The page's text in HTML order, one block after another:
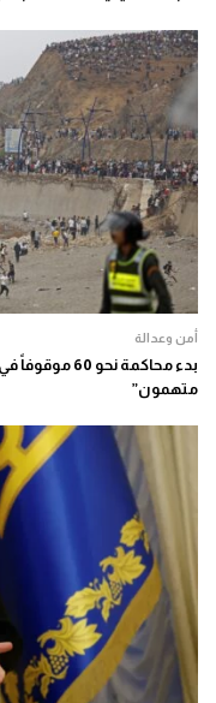
أمن وعدالة
بدء محاكمة
متهمون”